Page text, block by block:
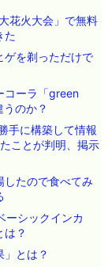
花火大会」で無料
た
ゲを剃っただけで
コーラ「green
のか？
手に構築して情報
ことが判明、掲示
したので食べてみ
ーシックインカ
は？
」とは？